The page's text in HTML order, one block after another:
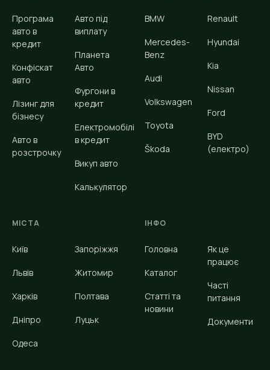
Програма
авто в
кредит
Конфіскат
авто
Лізинг для
бізнесу
Авто в
розстрочку
Авто під
виплату
Планета
Авто
Фургони в
кредит
Електромобілі
в кредит
Викуп авто
Калькулятор
BMW
Mercedes-
Benz
Audi
Volkswagen
Toyota
Škoda
Renault
Hyundai
Kia
Nissan
Ford
BYD
(електро)
МІСТА
Київ
Львів
Харків
Дніпро
Одеса
Запоріжжя
Житомир
Полтава
Луцьк
ІНФО
Головна
Каталог
Статті та
новини
Як це
працює
Часті
питання
Документи